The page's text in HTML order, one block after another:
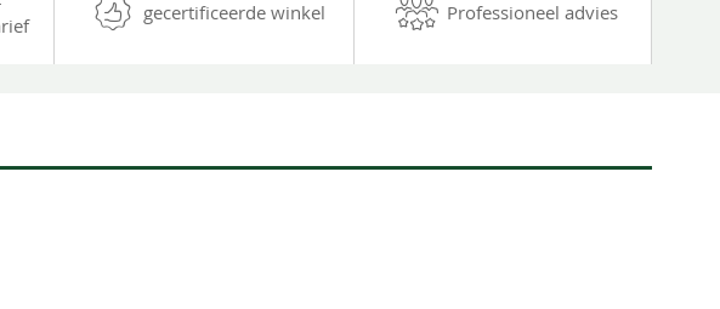
gecertificeerde winkel Professioneel advies